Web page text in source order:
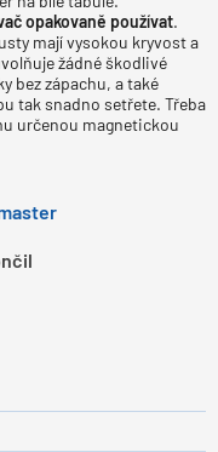
opakovaně používat.
mají vysokou kryvost a
žádné škodlivé
bez zápachu, a také
tak snadno setřete. Třeba
určenou magnetickou